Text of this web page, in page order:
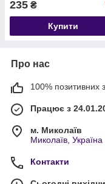
235 ₴
Купити
Про нас
100% позитивних з
Працює з
м. Миколаїв
Миколаїв, Україна
Контакти